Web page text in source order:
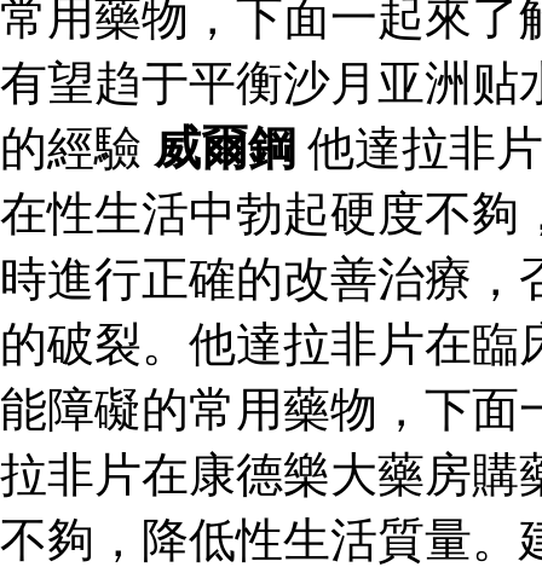
常用藥物，下面一起來
有望趋于平衡沙月亚洲
的經驗 威爾鋼 他達拉非
在性生活中勃起硬度不夠
時進行正確的改善治療
的破裂。他達拉非片在
能障礙的常用藥物，下
拉非片在康德樂大藥房購
不夠，降低性生活質量。